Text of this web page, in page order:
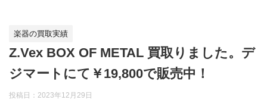
楽器の買取実績
Z.Vex BOX OF METAL 買取りました。デ
ジマートにて￥19,800で販売中！
投稿日：2023年12月29日